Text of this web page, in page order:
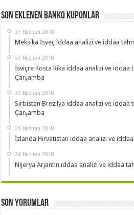
Son Eklenen Banko Kuponlar
27 Haziran 2018
Meksika İsveç iddaa analizi ve iddaa
27 Haziran 2018
İsviçre Kosta Rika iddaa analizi ve iddaa
Çarşamba
27 Haziran 2018
Sırbistan Brezilya iddaa analizi ve iddaa
Çarşamba
26 Haziran 2018
İzlanda Hırvatistan iddaa analizi ve
26 Haziran 2018
Nijerya Arjantin iddaa analizi ve iddaa
Son Yorumlar